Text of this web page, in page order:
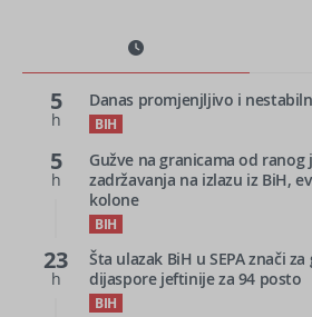
5
h
Danas promjenjljivo i
BIH
5
h
Gužve na granicama od ranog
zadržavanja na izlazu iz BiH,
kolone
BIH
23
h
Šta ulazak BiH u SEPA znači
dijaspore jeftinije za 94 posto
BIH